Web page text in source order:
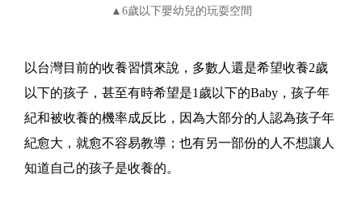
▲6歲以下嬰幼兒的玩耍空間
以台灣目前的收養習慣來說，多數人還是希望收養2歲
以下的孩子，甚至有時希望是1歲以下的Baby，孩子年
紀和被收養的機率成反比，因為大部分的人認為孩子年
紀愈大，就愈不容易教導；也有另一部份的人不想讓人
知道自己的孩子是收養的。